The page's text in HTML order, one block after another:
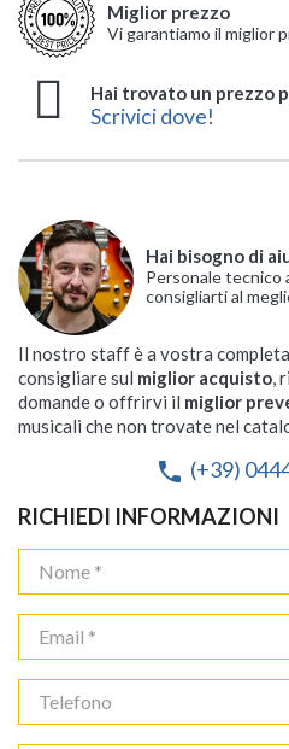
Miglior prezzo
Vi garantiamo il miglior
Hai trovato un prezzo
Scrivici dove!
Hai bisogno di
Personale tecnico
consigliarti al
Il nostro staff è a vostra
consigliare sul miglior acquisto,
domande o offrirvi il miglior
musicali che non trovate nel
phone (+39)
RICHIEDI INFORMAZIONI